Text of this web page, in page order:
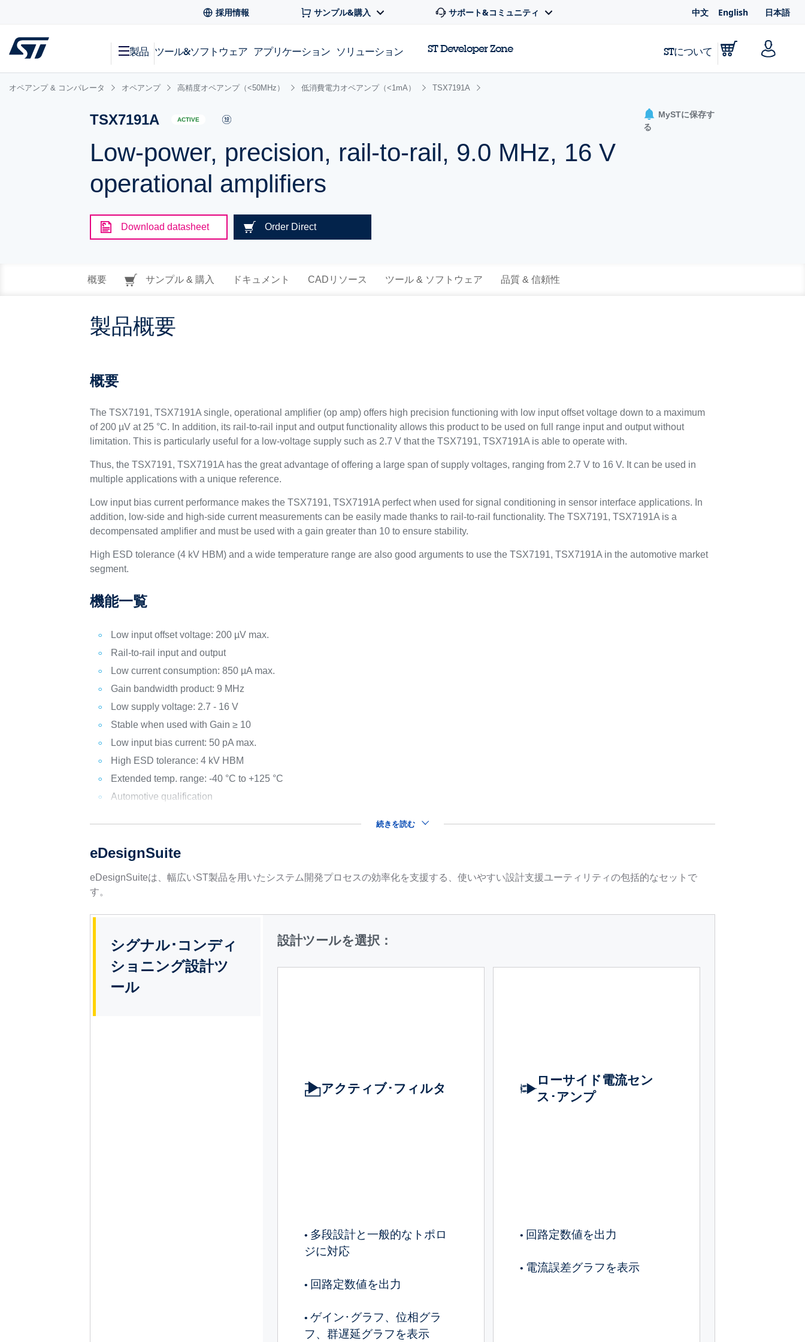
採用情報 サンプル&購入 サポート&コミュニティ 中文 English 日本語
製品 ツール&ソフトウェア アプリケーション ソリューション ST Developer Zone STについて
オペアンプ & コンパレータ オペアンプ 高精度オペアンプ（<50MHz） 低消費電力オペアンプ（<1mA） TSX7191A
TSX7191A ACTIVE
Low-power, precision, rail-to-rail, 9.0 MHz, 16 V
operational amplifiers
MySTに保存す
る
Download datasheet Order Direct
概要 サンプル & 購入 ドキュメント CADリソース ツール & ソフトウェア 品質 & 信頼性
製品概要
概要
The TSX7191, TSX7191A single, operational amplifier (op amp) offers high precision functioning with low input offset voltage down to a maximum
of 200 µV at 25 °C. In addition, its rail-to-rail input and output functionality allows this product to be used on full range input and output without
limitation. This is particularly useful for a low-voltage supply such as 2.7 V that the TSX7191, TSX7191A is able to operate with.
Thus, the TSX7191, TSX7191A has the great advantage of offering a large span of supply voltages, ranging from 2.7 V to 16 V. It can be used in
multiple applications with a unique reference.
Low input bias current performance makes the TSX7191, TSX7191A perfect when used for signal conditioning in sensor interface applications. In
addition, low-side and high-side current measurements can be easily made thanks to rail-to-rail functionality. The TSX7191, TSX7191A is a
decompensated amplifier and must be used with a gain greater than 10 to ensure stability.
High ESD tolerance (4 kV HBM) and a wide temperature range are also good arguments to use the TSX7191, TSX7191A in the automotive market
segment.
機能一覧
Low input offset voltage: 200 µV max.
Rail-to-rail input and output
Low current consumption: 850 µA max.
Gain bandwidth product: 9 MHz
Low supply voltage: 2.7 - 16 V
Stable when used with Gain ≥ 10
Low input bias current: 50 pA max.
High ESD tolerance: 4 kV HBM
Extended temp. range: -40 °C to +125 °C
Automotive qualification
続きを読む
eDesignSuite
eDesignSuiteは、幅広いST製品を用いたシステム開発プロセスの効率化を支援する、使いやすい設計支援ユーティリティの包括的なセットで
す。
シグナル･コンディ
ショニング設計ツ
ール
設計ツールを選択：
アクティブ･フィルタ
• 多段設計と一般的なトポロ
ジに対応
• 回路定数値を出力
•ゲイン･グラフ、位相グラ
フ、群遅延グラフを表示
ローサイド電流セン
ス･アンプ
• 回路定数値を出力
• 電流誤差グラフを表示